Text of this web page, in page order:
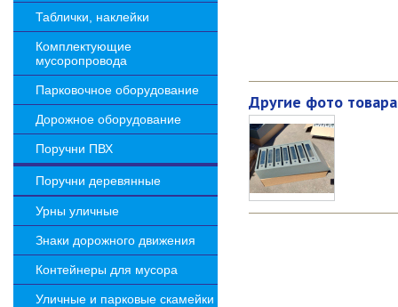
Таблички, наклейки
Комплектующие
мусоропровода
Парковочное оборудование
Дорожное оборудование
Поручни ПВХ
Поручни деревянные
Урны уличные
Знаки дорожного движения
Контейнеры для мусора
Уличные и парковые скамейки
Другие фото товара